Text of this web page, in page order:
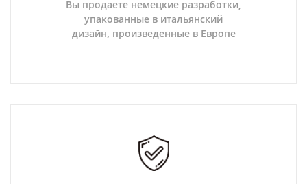
Вы продаете немецкие разработки,
упакованные в итальянский
дизайн, произведенные в Европе